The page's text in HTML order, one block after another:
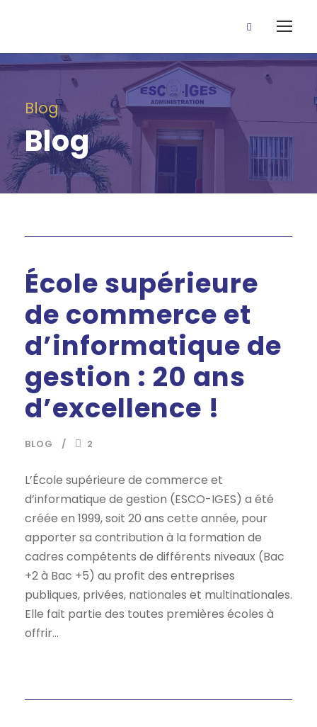
Blog
Blog
École supérieure
de commerce et
d’informatique de
gestion : 20 ans
d’excellence !
BLOG 2
L’École supérieure de commerce et
d’informatique de gestion (ESCO-IGES) a été
créée en 1999, soit 20 ans cette année, pour
apporter sa contribution à la formation de
cadres compétents de différents niveaux (Bac
+2 à Bac +5) au profit des entreprises
publiques, privées, nationales et multinationales.
Elle fait partie des toutes premières écoles à
offrir...